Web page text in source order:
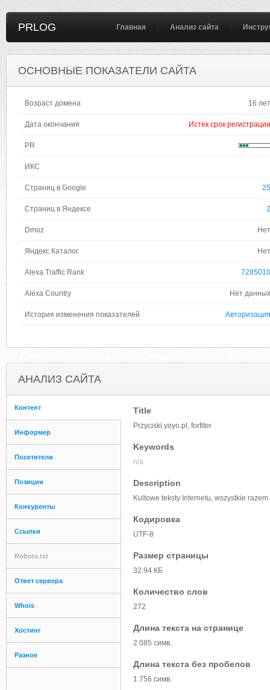
PRLOG Главная Анализ сайта
ОСНОВНЫЕ ПОКАЗАТЕЛИ САЙТА
Возраст домена 16 лет
Дата окончания Истек срок регистрации
PR
ИКС
Страниц в Google 25
Страниц в Яндексе 2
Dmoz Нет
Яндекс Каталог Нет
Alexa Traffic Rank 7285010
Alexa Country Нет данных
История изменения показателей Авторизация
АНАЛИЗ САЙТА
Контент
Информер
Посетители
Позиции
Конкуренты
Ссылки
Robots.txt
Ответ сервера
Whois
Хостинг
Разное
Title
Przyciski.yoyo.pl, forfiter
Keywords
n/a
Description
Kultowe teksty Internetu, wszystkie
Кодировка
UTF-8
Размер страницы
32.94 КБ
Количество слов
272
Длина текста на странице
2 085 симв.
Длина текста без пробелов
1 756 симв.